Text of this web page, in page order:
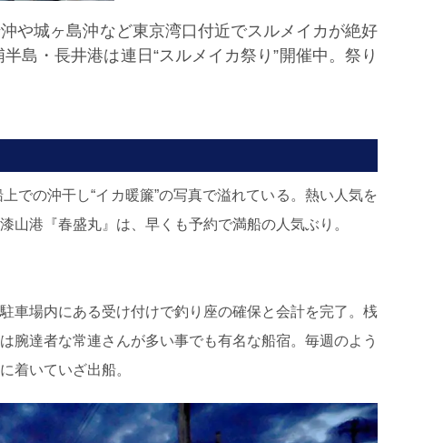
や城ヶ島沖など東京湾口付近でスルメイカが絶好
島・長井港は連日“スルメイカ祭り”開催中。祭り
での沖干し“イカ暖簾”の写真で溢れている。熱い人気を
港『春盛丸』は、早くも予約で満船の人気ぶり。
車場内にある受け付けで釣り座の確保と会計を完了。桟
腕達者な常連さんが多い事でも有名な船宿。毎週のよう
着いていざ出船。